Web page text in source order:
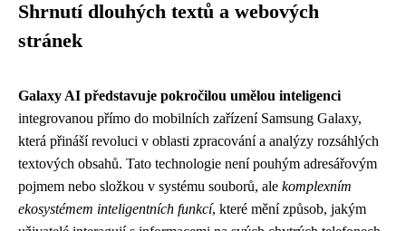
Shrnutí dlouhých textů a webových
stránek
Galaxy AI představuje pokročilou umělou inteligenci
integrovanou přímo do mobilních zařízení Samsung Galaxy,
která přináší revoluci v oblasti zpracování a analýzy rozsáhlých
textových obsahů. Tato technologie není pouhým adresářovým
pojmem nebo složkou v systému souborů, ale komplexním
ekosystémem inteligentních funkcí, které mění způsob, jakým